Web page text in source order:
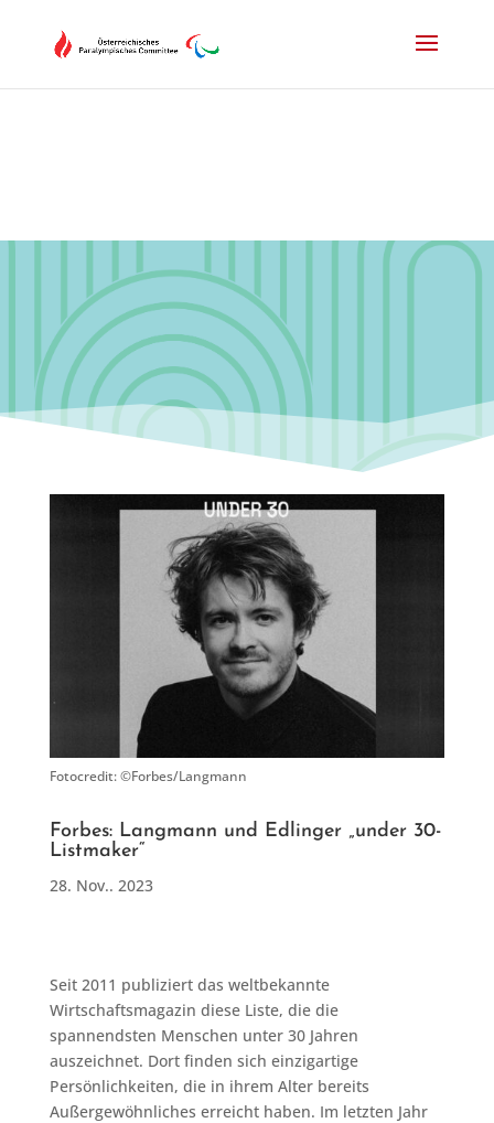
Fotocredit: ©Forbes/Langmann
Forbes: Langmann und Edlinger „under 30-
Listmaker“
28. Nov.. 2023
Seit 2011 publiziert das weltbekannte
Wirtschaftsmagazin diese Liste, die die
spannendsten Menschen unter 30 Jahren
auszeichnet. Dort finden sich einzigartige
Persönlichkeiten, die in ihrem Alter bereits
Außergewöhnliches erreicht haben. Im letzten Jahr